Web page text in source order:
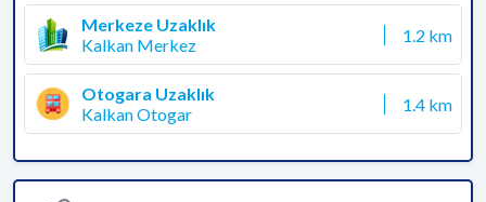
Merkeze Uzaklık
Kalkan Merkez
1.2 km
Otogara Uzaklık
Kalkan Otogar
1.4 km